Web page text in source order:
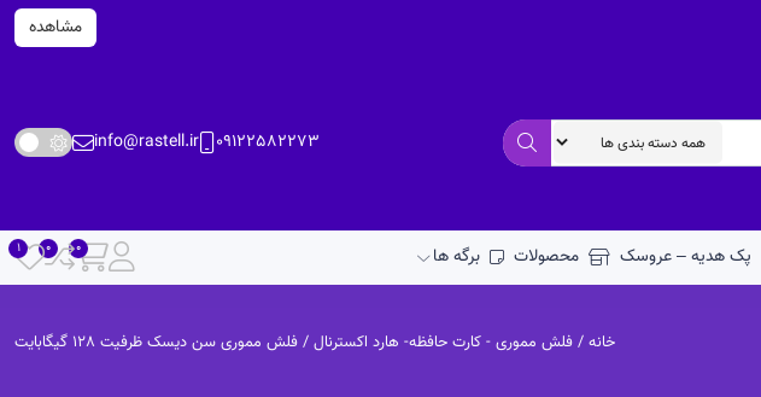
مشاهده
09122582273
info@rastell.ir
پک هدیه – عروسک محصولات برگه ها
خانه / فلش مموری - کارت حافظه- هارد اکسترنال / فلش مموری سن دیسک ظرفیت 128 گیگابایت